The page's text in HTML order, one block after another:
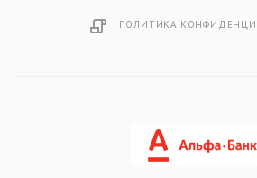
ПОЛИТИКА